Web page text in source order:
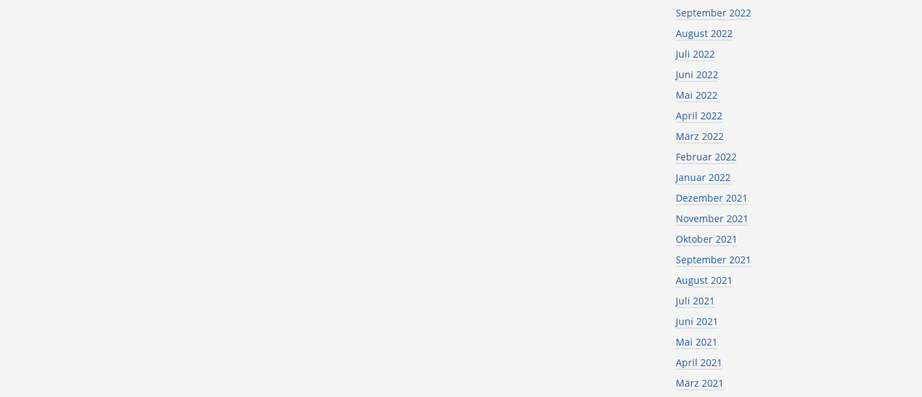
September 2022
August 2022
Juli 2022
Juni 2022
Mai 2022
April 2022
März 2022
Februar 2022
Januar 2022
Dezember 2021
November 2021
Oktober 2021
September 2021
August 2021
Juli 2021
Juni 2021
Mai 2021
April 2021
März 2021